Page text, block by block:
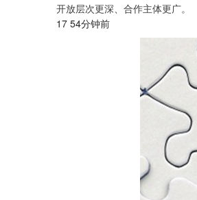
开放层次更深、合作主体更广。
17 54分钟前